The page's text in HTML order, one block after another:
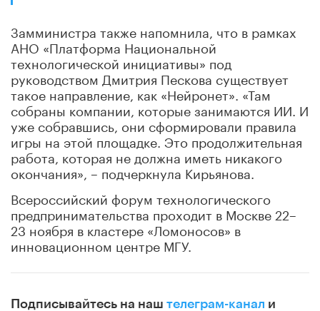
Замминистра также напомнила, что в рамках
АНО «Платформа Национальной
технологической инициативы» под
руководством Дмитрия Пескова существует
такое направление, как «Нейронет». «Там
собраны компании, которые занимаются ИИ. И
уже собравшись, они сформировали правила
игры на этой площадке. Это продолжительная
работа, которая не должна иметь никакого
окончания», – подчеркнула Кирьянова.
Всероссийский форум технологического
предпринимательства проходит в Москве 22–
23 ноября в кластере «Ломоносов» в
инновационном центре МГУ.
Подписывайтесь на наш телеграм-канал и